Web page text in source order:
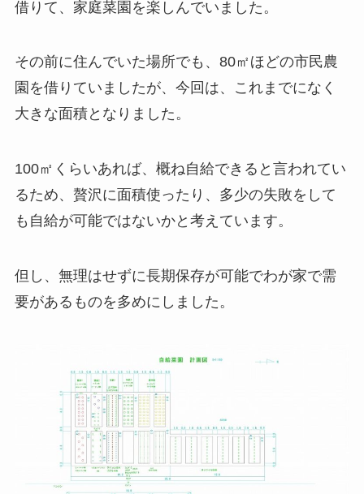
借りて、家庭菜園を楽しんでいました。
その前に住んでいた場所でも、80㎡ほどの市民農
園を借りていましたが、今回は、これまでになく
大きな面積となりました。
100㎡くらいあれば、概ね自給できると言われてい
るため、贅沢に面積使ったり、多少の失敗をして
も自給が可能ではないかと考えています。
但し、無理はせずに長期保存が可能でわが家で需
要があるものを多めにしました。